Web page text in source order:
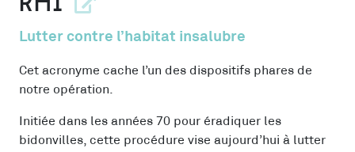
Lutter contre l’habitat insalubre
Cet acronyme cache l’un des dispositifs phares de
notre opération.
Initiée dans les années 70 pour éradiquer les
bidonvilles, cette procédure vise aujourd’hui à lutter